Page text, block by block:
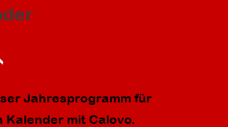
Jahresprogramm für
mit Calovo.